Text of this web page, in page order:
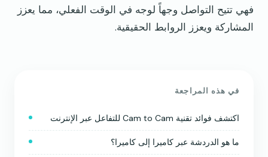
فهي تتيح التواصل وجهاً لوجه في الوقت الفعلي، مما يعزز
المشاركة ويعزز الروابط الحقيقية.
في هذه المراجعة
اكتشف فوائد تقنية Cam to Cam للتفاعل عبر الإنترنت
ما هو الدردشة عبر كاميرا إلى كاميرا؟